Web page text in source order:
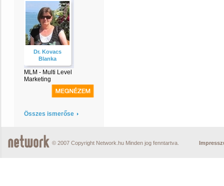
Dr. Kovacs
Blanka
MLM - Multi Level
Marketing
Összes ismerőse
© 2007 Copyright Network.hu Minden jog fenntartva.